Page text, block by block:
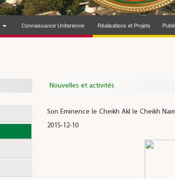
Connaissance Unitarienne Réalisations et Projets
Nouvelles et activités
Son Eminence le Cheikh Akl le Cheikh
2015-12-10